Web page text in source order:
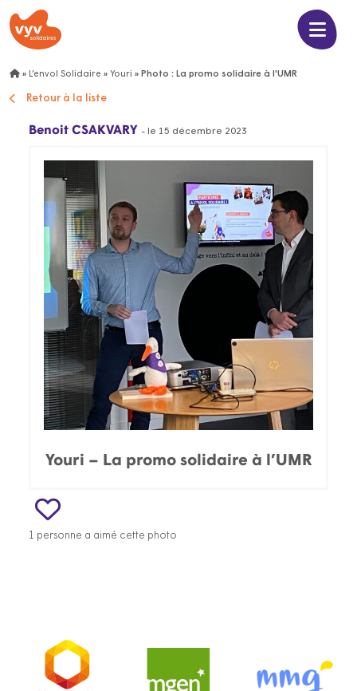
» L’envol Solidaire » Youri » Photo : La promo solidaire à l'UMR
Retour à la liste
Benoit CSAKVARY - le 15 décembre 2023
Youri – La promo solidaire à l’UMR
1 personne a aimé cette photo